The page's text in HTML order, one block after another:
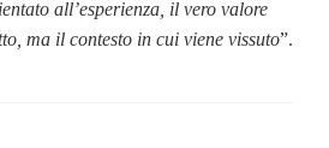
all’esperienza, il vero valore
ma il contesto in cui viene vissuto”.